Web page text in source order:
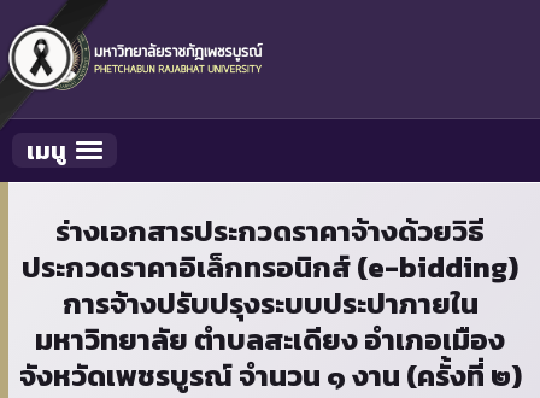
Toggle navigation
เมนู
ร่างเอกสารประกวดราคาจ้างด้วยวิธี
ประกวดราคาอิเล็กทรอนิกส์ (e-bidding)
การจ้างปรับปรุงระบบประปาภายใน
มหาวิทยาลัย ตำบลสะเดียง อำเภอเมือง
จังหวัดเพชรบูรณ์ จำนวน ๑ งาน (ครั้งที่ ๒)